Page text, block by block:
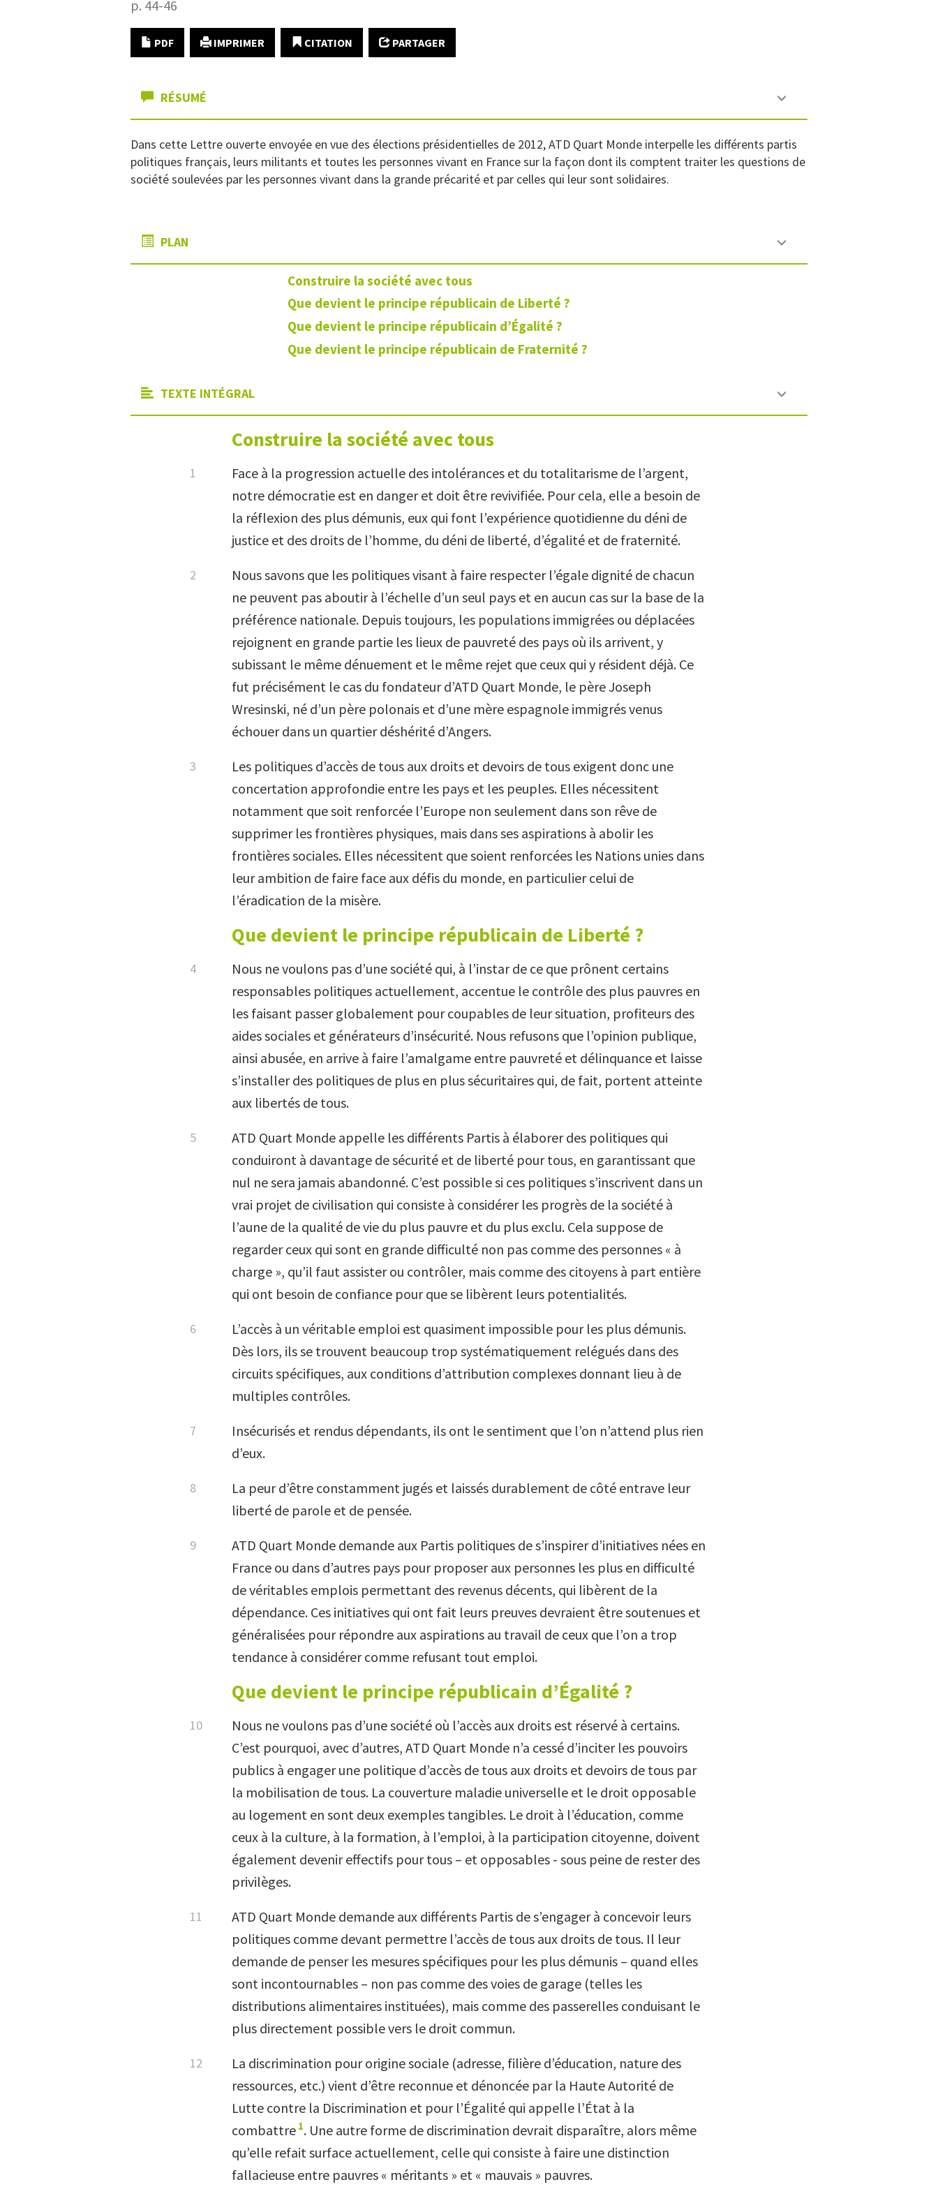
p. 44-46
PDF IMPRIMER CITATION PARTAGER
RÉSUMÉ
Dans cette Lettre ouverte envoyée en vue des élections présidentielles de 2012, ATD Quart Monde interpelle les différents partis
politiques français, leurs militants et toutes les personnes vivant en France sur la façon dont ils comptent traiter les questions de
société soulevées par les personnes vivant dans la grande précarité et par celles qui leur sont solidaires.
PLAN
Construire la société avec tous
Que devient le principe républicain de Liberté ?
Que devient le principe républicain d’Égalité ?
Que devient le principe républicain de Fraternité ?
TEXTE INTÉGRAL
Construire la société avec tous
Face à la progression actuelle des intolérances et du totalitarisme de l’argent,
notre démocratie est en danger et doit être revivifiée. Pour cela, elle a besoin de
la réflexion des plus démunis, eux qui font l’expérience quotidienne du déni de
justice et des droits de l’homme, du déni de liberté, d’égalité et de fraternité.
Nous savons que les politiques visant à faire respecter l’égale dignité de chacun
ne peuvent pas aboutir à l’échelle d’un seul pays et en aucun cas sur la base de la
préférence nationale. Depuis toujours, les populations immigrées ou déplacées
rejoignent en grande partie les lieux de pauvreté des pays où ils arrivent, y
subissant le même dénuement et le même rejet que ceux qui y résident déjà. Ce
fut précisément le cas du fondateur d’ATD Quart Monde, le père Joseph
Wresinski, né d’un père polonais et d’une mère espagnole immigrés venus
échouer dans un quartier déshérité d’Angers.
Les politiques d’accès de tous aux droits et devoirs de tous exigent donc une
concertation approfondie entre les pays et les peuples. Elles nécessitent
notamment que soit renforcée l’Europe non seulement dans son rêve de
supprimer les frontières physiques, mais dans ses aspirations à abolir les
frontières sociales. Elles nécessitent que soient renforcées les Nations unies dans
leur ambition de faire face aux défis du monde, en particulier celui de
l’éradication de la misère.
Que devient le principe républicain de Liberté ?
Nous ne voulons pas d’une société qui, à l’instar de ce que prônent certains
responsables politiques actuellement, accentue le contrôle des plus pauvres en
les faisant passer globalement pour coupables de leur situation, profiteurs des
aides sociales et générateurs d’insécurité. Nous refusons que l’opinion publique,
ainsi abusée, en arrive à faire l’amalgame entre pauvreté et délinquance et laisse
s’installer des politiques de plus en plus sécuritaires qui, de fait, portent atteinte
aux libertés de tous.
ATD Quart Monde appelle les différents Partis à élaborer des politiques qui
conduiront à davantage de sécurité et de liberté pour tous, en garantissant que
nul ne sera jamais abandonné. C’est possible si ces politiques s’inscrivent dans un
vrai projet de civilisation qui consiste à considérer les progrès de la société à
l’aune de la qualité de vie du plus pauvre et du plus exclu. Cela suppose de
regarder ceux qui sont en grande difficulté non pas comme des personnes « à
charge », qu’il faut assister ou contrôler, mais comme des citoyens à part entière
qui ont besoin de confiance pour que se libèrent leurs potentialités.
L’accès à un véritable emploi est quasiment impossible pour les plus démunis.
Dès lors, ils se trouvent beaucoup trop systématiquement relégués dans des
circuits spécifiques, aux conditions d’attribution complexes donnant lieu à de
multiples contrôles.
Insécurisés et rendus dépendants, ils ont le sentiment que l’on n’attend plus rien
d’eux.
La peur d’être constamment jugés et laissés durablement de côté entrave leur
liberté de parole et de pensée.
ATD Quart Monde demande aux Partis politiques de s’inspirer d’initiatives nées en
France ou dans d’autres pays pour proposer aux personnes les plus en difficulté
de véritables emplois permettant des revenus décents, qui libèrent de la
dépendance. Ces initiatives qui ont fait leurs preuves devraient être soutenues et
généralisées pour répondre aux aspirations au travail de ceux que l’on a trop
tendance à considérer comme refusant tout emploi.
Que devient le principe républicain d’Égalité ?
Nous ne voulons pas d’une société où l’accès aux droits est réservé à certains.
C’est pourquoi, avec d’autres, ATD Quart Monde n’a cessé d’inciter les pouvoirs
publics à engager une politique d’accès de tous aux droits et devoirs de tous par
la mobilisation de tous. La couverture maladie universelle et le droit opposable
au logement en sont deux exemples tangibles. Le droit à l’éducation, comme
ceux à la culture, à la formation, à l’emploi, à la participation citoyenne, doivent
également devenir effectifs pour tous – et opposables - sous peine de rester des
privilèges.
ATD Quart Monde demande aux différents Partis de s’engager à concevoir leurs
politiques comme devant permettre l’accès de tous aux droits de tous. Il leur
demande de penser les mesures spécifiques pour les plus démunis – quand elles
sont incontournables – non pas comme des voies de garage (telles les
distributions alimentaires instituées), mais comme des passerelles conduisant le
plus directement possible vers le droit commun.
La discrimination pour origine sociale (adresse, filière d’éducation, nature des
ressources, etc.) vient d’être reconnue et dénoncée par la Haute Autorité de
Lutte contre la Discrimination et pour l’Égalité qui appelle l’État à la
combattre 1. Une autre forme de discrimination devrait disparaître, alors même
qu’elle refait surface actuellement, celle qui consiste à faire une distinction
fallacieuse entre pauvres « méritants » et « mauvais » pauvres.